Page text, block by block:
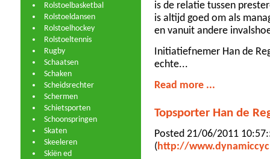
Rolstoelbasketbal
Rolstoeldansen
Rolstoelhockey
Rolstoeltennis
Rugby
Schaatsen
Schaken
Scheidsrechter
Schermen
Schietsporten
Schoonspringen
Skaten
Skeeleren
Skiën ed
is de relatie tussen
is altijd goed om als
en vanuit andere
Initiatiefnemer Han de
echte...
Read more ...
Topsporter Han de
Posted 21/06/2011
( http://